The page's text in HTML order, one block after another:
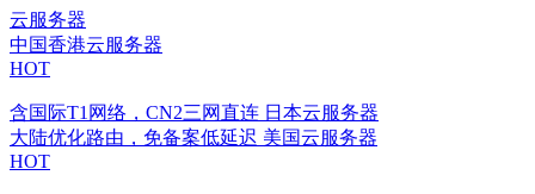
云服务器
中国香港云服务器
HOT
含国际T1网络，CN2三网直连 日本云服务器
大陆优化路由，免备案低延迟 美国云服务器
HOT